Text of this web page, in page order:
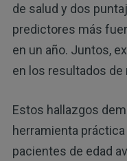
de salud y dos
predictores más
en un año. Juntos,
en los resultados de
Estos hallazgos
herramienta
pacientes de edad